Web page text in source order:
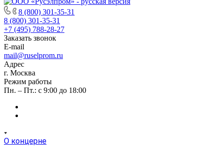
8 (800) 301-35-31
8 (800) 301-35-31
+7 (495) 788-28-27
Заказать звонок
E-mail
mail@ruselprom.ru
Адрес
г. Москва
Режим работы
Пн. – Пт.: с 9:00 до 18:00
О концерне